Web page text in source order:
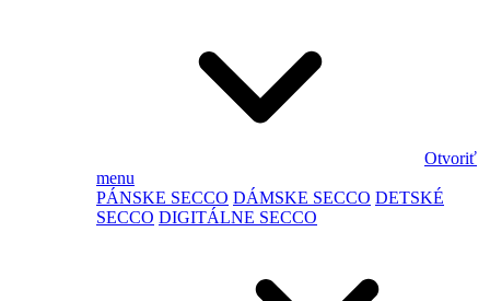
Otvoriť
menu
PÁNSKE SECCO DÁMSKE SECCO DETSKÉ
SECCO DIGITÁLNE SECCO